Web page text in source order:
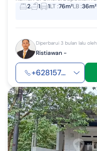
2
1 1LT:76m²LB:36m²
Diperbarui 3 bulan lalu oleh
Ristiawan -
+628157...